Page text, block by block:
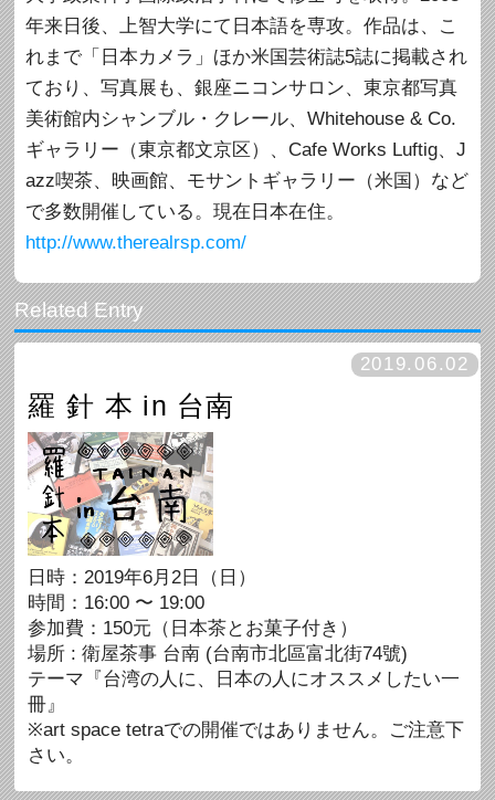
年来日後、上智大学にて日本語を専攻。作品は、こ
れまで「日本カメラ」ほか米国芸術誌5誌に掲載され
ており、写真展も、銀座ニコンサロン、東京都写真
美術館内シャンブル・クレール、Whitehouse & Co.
ギャラリー（東京都文京区）、Cafe Works Luftig、J
azz喫茶、映画館、モサントギャラリー（米国）など
で多数開催している。現在日本在住。
http://www.therealrsp.com/
2019.06.02
羅 針 本 in 台南
日時：2019年6月2日（日）
時間：16:00 〜 19:00
参加費：150元（日本茶とお菓子付き）
場所 : 衛屋茶事 台南 (台南市北區富北街74號)
テーマ『台湾の人に、日本の人にオススメしたい一
冊』
※art space tetraでの開催ではありません。ご注意下
さい。